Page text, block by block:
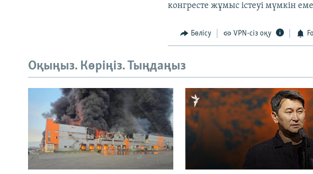
конгресте жұмыс істеуі мүмкін
Бөлісу VPN-сіз оқу
Оқыңыз. Көріңіз. Тыңдаңыз